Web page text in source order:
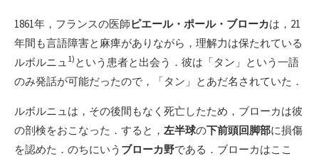
1861年，フランスの医師ピエール・ポール・ブローカは，21
年間も言語障害と麻痺がありながら，理解力は保たれている
ルボルニュ 1) という患者と出会う．彼は「タン」という一語
のみ発話が可能だったので，「タン」とあだ名されていた．
ルボルニュは，その後間もなく死亡したため，ブローカは彼
の剖検をおこなった．すると， 左半球の下前頭回脚部に損傷
を認めた．のちにいう ブローカ野である．ブローカはここ